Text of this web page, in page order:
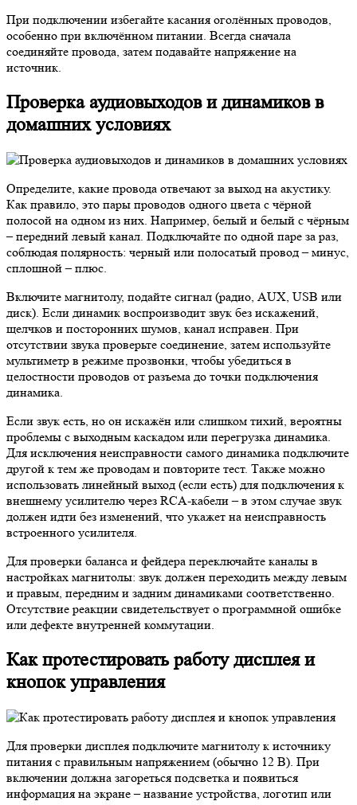
При подключении избегайте касания оголённых проводов,
особенно при включённом питании. Всегда сначала
соединяйте провода, затем подавайте напряжение на
источник.
Проверка аудиовыходов и динамиков в
домашних условиях
Определите, какие провода отвечают за выход на акустику.
Как правило, это пары проводов одного цвета с чёрной
полосой на одном из них. Например, белый и белый с чёрным
– передний левый канал. Подключайте по одной паре за раз,
соблюдая полярность: черный или полосатый провод – минус,
сплошной – плюс.
Включите магнитолу, подайте сигнал (радио, AUX, USB или
диск). Если динамик воспроизводит звук без искажений,
щелчков и посторонних шумов, канал исправен. При
отсутствии звука проверьте соединение, затем используйте
мультиметр в режиме прозвонки, чтобы убедиться в
целостности проводов от разъема до точки подключения
динамика.
Если звук есть, но он искажён или слишком тихий, вероятны
проблемы с выходным каскадом или перегрузка динамика.
Для исключения неисправности самого динамика подключите
другой к тем же проводам и повторите тест. Также можно
использовать линейный выход (если есть) для подключения к
внешнему усилителю через RCA-кабели – в этом случае звук
должен идти без изменений, что укажет на неисправность
встроенного усилителя.
Для проверки баланса и фейдера переключайте каналы в
настройках магнитолы: звук должен переходить между левым
и правым, передним и задним динамиками соответственно.
Отсутствие реакции свидетельствует о программной ошибке
или дефекте внутренней коммутации.
Как протестировать работу дисплея и
кнопок управления
Для проверки дисплея подключите магнитолу к источнику
питания с правильным напряжением (обычно 12 В). При
включении должна загореться подсветка и появиться
информация на экране – название устройства, логотип или